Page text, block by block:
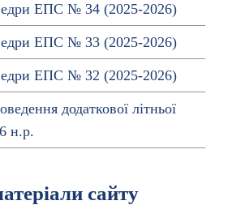
ЕПС № 34 (2025-2026)
ЕПС № 33 (2025-2026)
ЕПС № 32 (2025-2026)
додаткової літньої
н.р.
сайту